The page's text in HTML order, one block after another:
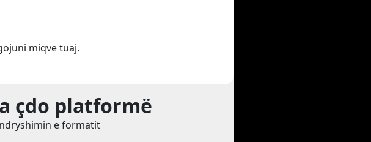
miqve tuaj.
çdo platformë
e formatit